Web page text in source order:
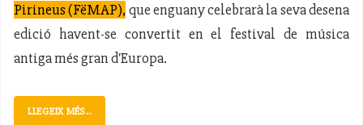
Pirineus (FëMAP), que enguany celebrarà la seva desena
edició havent-se convertit en el festival de música
antiga més gran d'Europa.
LLEGEIX MÉS...